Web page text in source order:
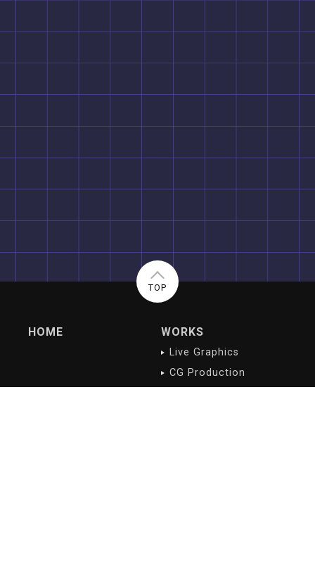
TOP
HOME WORKS
Live Graphics
CG Production